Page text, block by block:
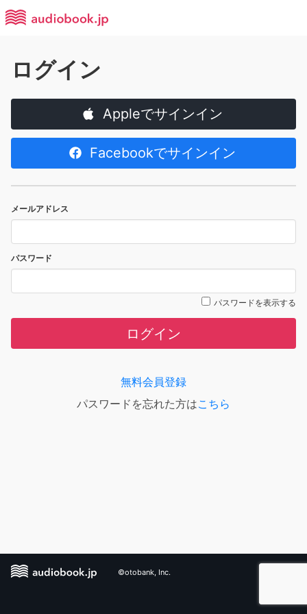
ログイン
Appleでサインイン
Facebookでサインイン
メールアドレス
パスワード
パスワードを表示する
ログイン
無料会員登録
パスワードを忘れた方はこちら
©otobank, Inc.